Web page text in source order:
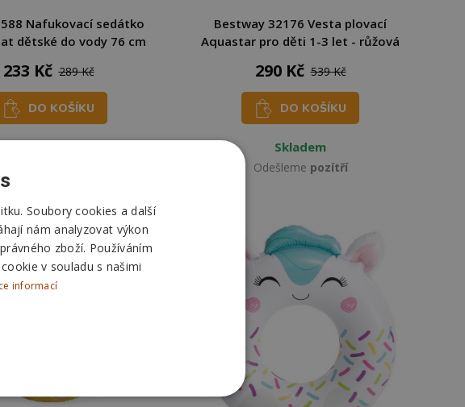
Nafukovací sedátko
dětské do vody 76 cm
233 Kč 289 Kč
DO KOŠÍKU
Bestway 32176 Vesta plovací
Aquastar pro děti 1-3 let - růžová
290 Kč 539 Kč
DO KOŠÍKU
Skladem
Odešleme pozítří
Soubory cookies a další
nám analyzovat výkon
zboží. Používáním
v souladu s našimi
informací